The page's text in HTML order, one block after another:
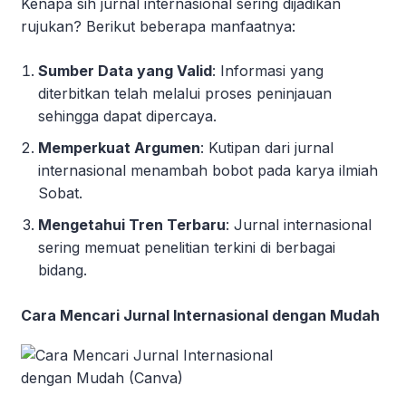
rujukan? Berikut beberapa manfaatnya:
Sumber Data yang Valid: Informasi yang
diterbitkan telah melalui proses peninjauan
sehingga dapat dipercaya.
Memperkuat Argumen: Kutipan dari jurnal
internasional menambah bobot pada karya ilmiah
Sobat.
Mengetahui Tren Terbaru: Jurnal internasional
sering memuat penelitian terkini di berbagai
bidang.
Cara Mencari Jurnal Internasional dengan Mudah